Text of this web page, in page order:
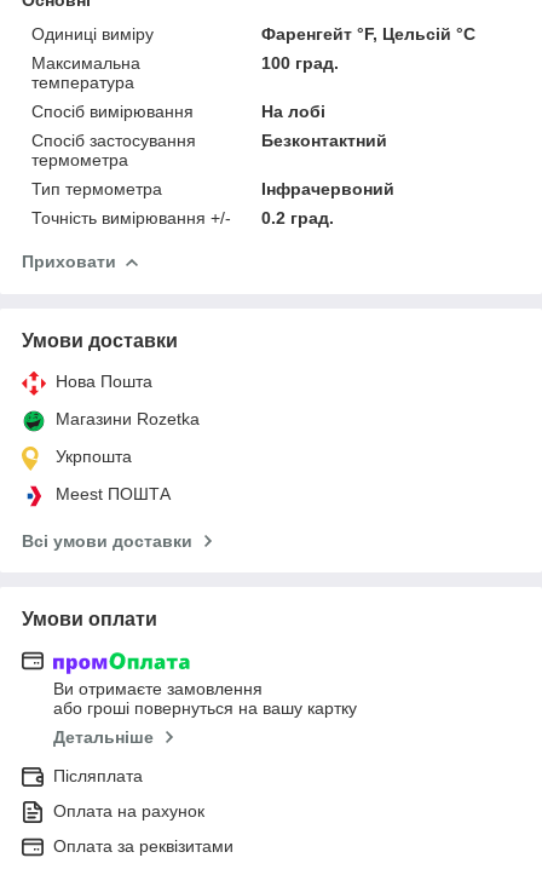
Одиниці виміру
Фаренгейт °F, Цельсій °C
Максимальна
температура
100 град.
Спосіб вимірювання
На лобі
Спосіб застосування
термометра
Безконтактний
Тип термометра
Інфрачервоний
Точність вимірювання +/-
0.2 град.
Приховати
Умови доставки
Нова Пошта
Магазини Rozetka
Укрпошта
Meest ПОШТА
Всі умови доставки
Умови оплати
Ви отримаєте замовлення
або гроші повернуться на вашу картку
Детальніше
Післяплата
Оплата на рахунок
Оплата за реквізитами